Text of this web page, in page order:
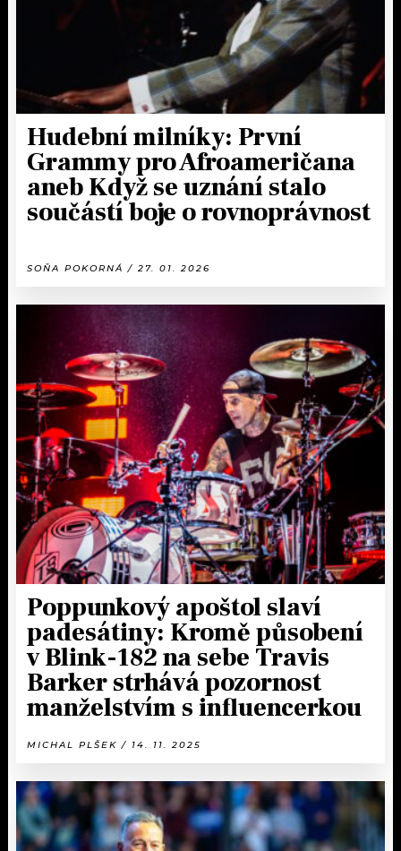
MIX
OSTATNÍ
Hudební milníky: První
Grammy pro Afroameričana
aneb Když se uznání stalo
součástí boje o rovnoprávnost
SOŇA POKORNÁ / 27. 01. 2026
Poppunkový apoštol slaví
padesátiny: Kromě působení
v Blink-182 na sebe Travis
Barker strhává pozornost
manželstvím s influencerkou
MICHAL PLŠEK / 14. 11. 2025